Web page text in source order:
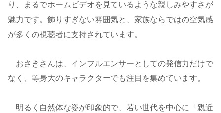
り、まるでホームビデオを見ているような親しみやすさが
魅力です。飾りすぎない雰囲気と、家族ならではの空気感
が多くの視聴者に支持されています。
おさきさんは、インフルエンサーとしての発信力だけで
なく、等身大のキャラクターでも注目を集めています。
明るく自然体な姿が印象的で、若い世代を中心に「親近